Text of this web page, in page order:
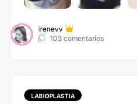
irenevv
103 comentarios
LABIOPLASTIA